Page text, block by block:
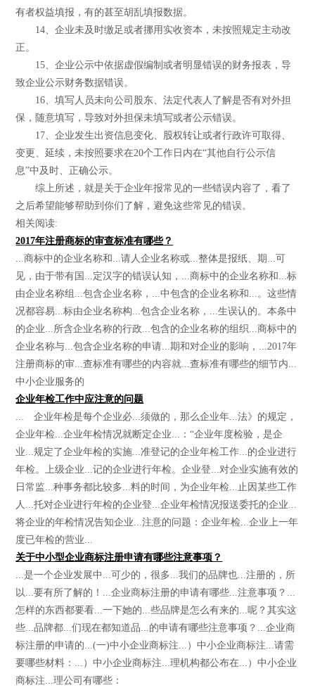
有者权益填报，有的甚至胡乱填报数据。
14、企业未及时缴足或者挪用实收资本，未按照规定主动改
正。
15、企业公示中依据虚假编制或者明显错误的财务报表，导
致企业公示财务数据错误。
16、填写人员未向公司股东、法定代表人了解是否有对外担
保，随意填写，导致对外担保未填写或者公示错误。
17、企业发生出资信息变化、股权转让或者行政许可取得、
变更、延续，未按照要求在20个工作日内在“其他自行公示信
息”中及时、正确公示。
综上所述，就是关于企业年报常见的一些错误内容了，看了
之后希望能够帮助到你们了解，避免这些常见的错误。
相关阅读:
2017年注册商标的审查标准有哪些？
...商标中的企业名称和...请人企业名称或...整体是报纸、期...可
见，由于带有国...定汉字的错误认知，...商标中的企业名称和...标
由企业名称组...包含企业名称，...中包含的企业名称和...。这些情
况都容易...标由企业名称构...包含企业名称，...生误认的。本条中
的企业...所含企业名称的行政...包含的企业名称的组织...商标中的
企业名称与...包含企业名称的申请...期和对企业的影响，...2017年
注册商标的审...查标准有哪些的内容就...查标准有哪些的细节内...
中小企业服务的
企业年检工作中应注意的问题
... 企业年检是每个企业必...须做的，那么企业年...法》的规定，
企业年检...企业年检情况就断定企业...：“企业年度检验，是企
业...规定了企业年检的实施...准登记的企业年检工作...的企业进行
年检。上级企业...记的企业进行年检。企业登...对企业实施有效的
日常监...种事务都比较多...料的时间，为企业年检...止因某些工作
人...托对企业进行年检的企业登...企业年检情况报送委托的企业...
将企业的年检情况告知企业...注意的问题：企业年检...企业上一年
度已年检的营业...
关于中小型企业商标注册申请有哪些注意事项？
...是一个企业发展中...可少的，很多...我们的品牌也...注册的，所
以...要有所了解的！...企业商标注册的申请有哪些...注意事项？...
怎样的东西都要看...一下她的...些品牌是怎么有来的...呢？其实这
些...品牌都...们现在都知道品...的申请有哪些注意事项？...企业商
标注册的申请的...(一)中小企业商标注...）中小企业商标注...请需
要哪些材料：...）中小企业商标注...理机构都公布在...）中小企业
商标注...理公司有哪些：